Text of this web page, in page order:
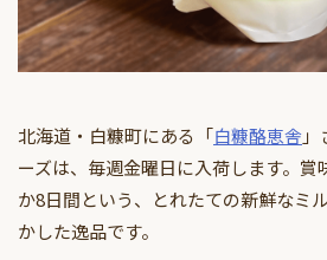
北海道・白糠町にある「白糠酪恵舎
ーズは、毎週金曜日に入荷します。賞
か8日間という、とれたての新鮮なミ
かした逸品です。